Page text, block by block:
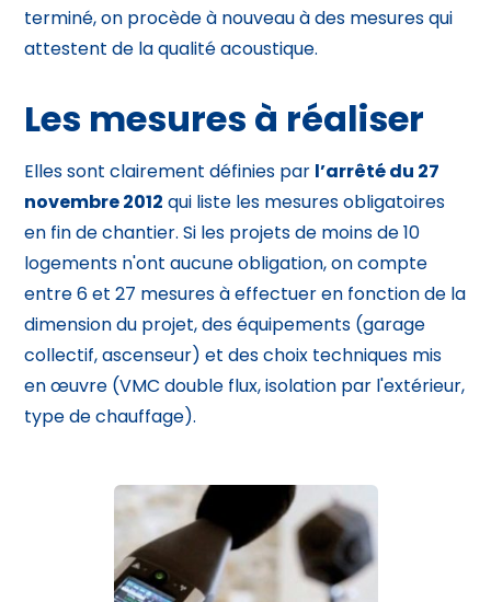
terminé, on procède à nouveau à des mesures qui
attestent de laqualité acoustique.
Les mesures à réaliser
Elles sont clairement définies par l’arrêté du 27
novembre 2012 qui liste les mesures obligatoires
en fin de chantier. Si les projets de moins de 10
logements n'ont aucune obligation, on compte
entre 6 et 27 mesures à effectuer en fonction de la
dimension du projet, des équipements (garage
collectif, ascenseur) et des choix techniques mis
en œuvre (VMC double flux, isolation par l'extérieur,
type de chauffage).